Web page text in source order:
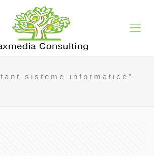
sisteme informatice”